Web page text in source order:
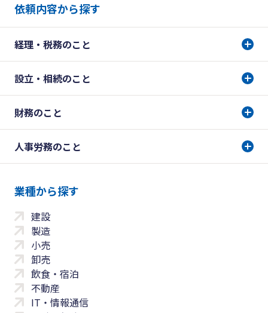
依頼内容から探す
経理・税務のこと
設立・相続のこと
財務のこと
人事労務のこと
業種から探す
建設
製造
小売
卸売
飲食・宿泊
不動産
IT・情報通信